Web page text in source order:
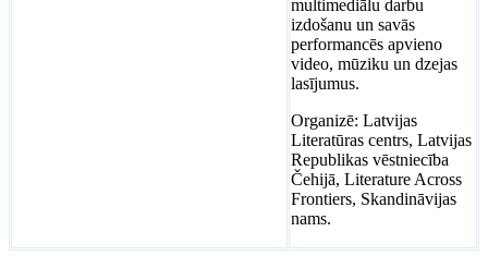
multimediālu darbu
izdošanu un savās
performancēs apvieno
video, mūziku un dzejas
lasījumus.
Organizē: Latvijas
Literatūras centrs, Latvijas
Republikas vēstniecība
Čehijā, Literature Across
Frontiers, Skandināvijas
nams.